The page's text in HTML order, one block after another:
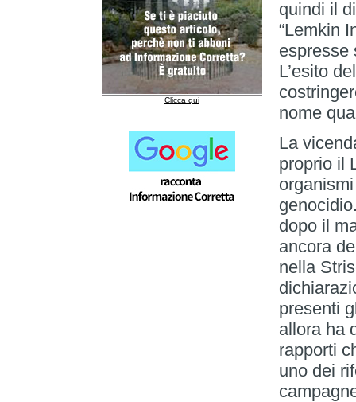
Clicca qui
quindi il
“Lemkin
espresse
L’esito
nome
La
proprio il
dopo il
ancora
nella
presenti
allora ha
rapporti
uno dei